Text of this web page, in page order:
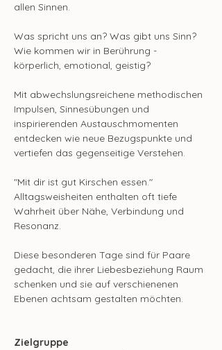
allen Sinnen.
Was spricht uns an? Was gibt uns Sinn?
Wie kommen wir in Berührung -
körperlich, emotional, geistig?
Mit abwechslungsreichene methodischen
Impulsen, Sinnesübungen und
inspirierenden Austauschmomenten
entdecken wie neue Bezugspunkte und
vertiefen das gegenseitige Verstehen.
"Mit dir ist gut Kirschen essen."
Alltagsweisheiten enthalten oft tiefe
Wahrheit über Nähe, Verbindung und
Resonanz.
Diese besonderen Tage sind für Paare
gedacht, die ihrer Liebesbeziehung Raum
schenken und sie auf verschienenen
Ebenen achtsam gestalten möchten.
Zielgruppe